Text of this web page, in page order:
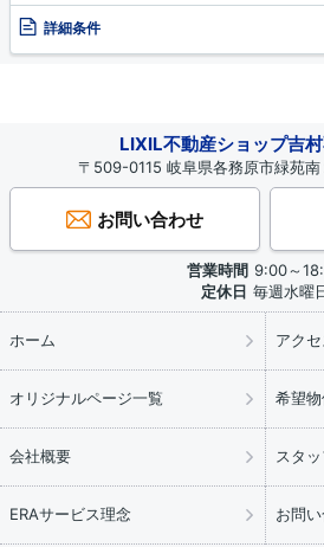
詳細条件
LIXIL不動産ショップ吉
〒509-0115 岐阜県各務原市緑苑
お問い合わせ
営業時間 9:00～
定休日 毎週水曜
ホーム アク
オリジナルページ一覧 希望
会社概要 スタ
ERAサービス理念 お問